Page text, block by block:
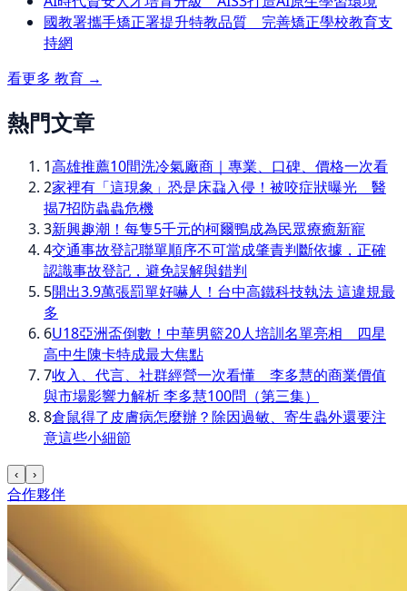
國教署攜手矯正署提升特教品質 完善矯正學校教育支
持網
看更多 教育 →
熱門文章
1高雄推薦10間洗冷氣廠商｜專業、口碑、價格一次看
2家裡有「這現象」恐是床蝨入侵！被咬症狀曝光 醫
揭7招防蟲蟲危機
3新興趣潮！每隻5千元的柯爾鴨成為民眾療癒新寵
4交通事故登記聯單順序不可當成肇責判斷依據，正確
認識事故登記，避免誤解與錯判
5開出3.9萬張罰單好嚇人！台中高鐵科技執法 這違規最
多
6U18亞洲盃倒數！中華男籃20人培訓名單亮相 四星
高中生陳卡特成最大焦點
7收入、代言、社群經營一次看懂 李多慧的商業價值
與市場影響力解析 李多慧100問（第三集）
8倉鼠得了皮膚病怎麼辦？除因過敏、寄生蟲外還要注
意這些小細節
‹ ›
合作夥伴